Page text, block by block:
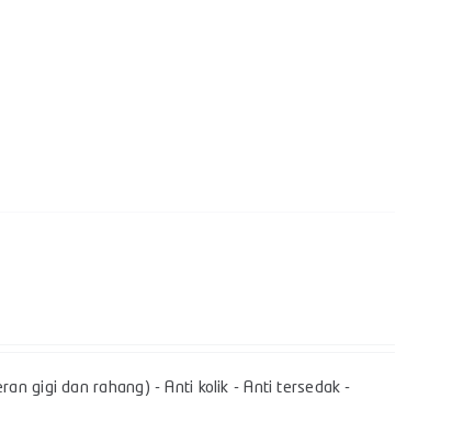
gigi dan rahang) - Anti kolik - Anti tersedak -